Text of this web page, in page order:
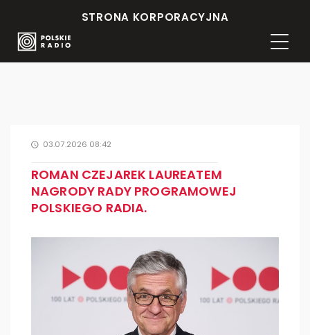
STRONA KORPORACYJNA
03.07.2026 08:42
ROMAN CZEJAREK LAUREATEM
NAGRODY RADY PROGRAMOWEJ
POLSKIEGO RADIA.